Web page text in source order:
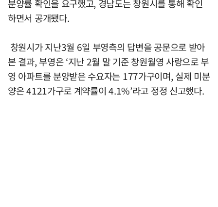
분양률 확인을 요구했고, 경남도는 창원시를 통해 확인
하면서 공개됐다.
창원시가 지난3월 6일 부영측의 답변을 공문으로 받아
본 결과, 부영은 ‘지난 2월 말 기준 창원월영 사랑으로 부
영 아파트를 분양받은 수요자는 177가구이며, 실제 미분
양은 4121가구로 계약률이 4.1%’라고 정정 신고했다.